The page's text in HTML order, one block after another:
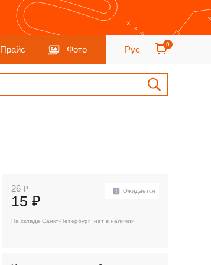
Прайс Фото Рус
0
26 ₽
15 ₽
Ожидается
На складе Санкт-Петербург :нет в наличии